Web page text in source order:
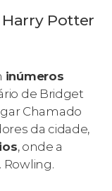
Potter
inúmeros
de Bridget
Chamado
da cidade,
, onde a
Rowling.